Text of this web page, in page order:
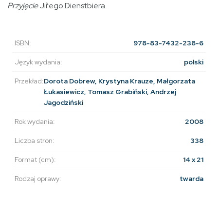
PrzyjęcieJiřego Dienstbiera.
ISBN: 978-83-7432-238-6
Język wydania: polski
Przekład:Dorota Dobrew, Krystyna Krauze, Małgorzata
Łukasiewicz, Tomasz Grabiński, Andrzej
Jagodziński
Rok wydania: 2008
Liczba stron: 338
Format (cm): 14 x 21
Rodzaj oprawy: twarda